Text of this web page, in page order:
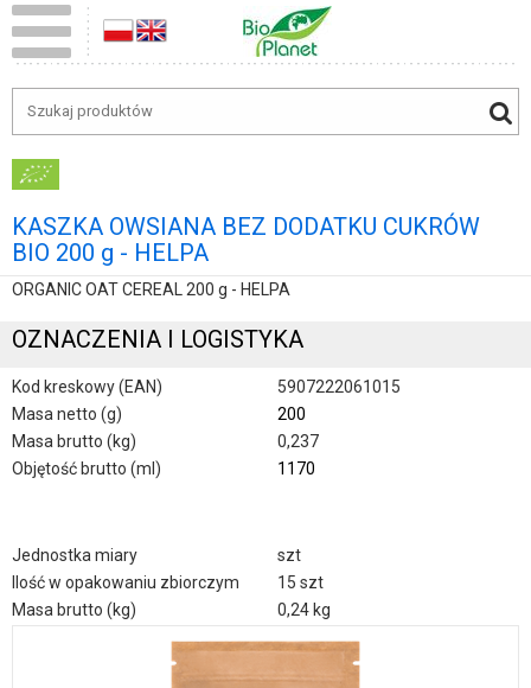
KASZKA OWSIANA BEZ DODATKU CUKRÓW
BIO 200 g - HELPA
ORGANIC OAT CEREAL 200 g - HELPA
OZNACZENIA I LOGISTYKA
Kod kreskowy (EAN)
5907222061015
Masa netto (g)
200
Masa brutto (kg)
0,237
Objętość brutto (ml)
1170
Jednostka miary
szt
Ilość w opakowaniu zbiorczym
15 szt
Masa brutto (kg)
0,24 kg